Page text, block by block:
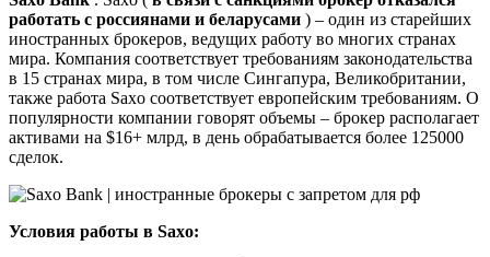
работать с россиянами и беларусами ) – один из старейших
иностранных брокеров, ведущих работу во многих странах
мира. Компания соответствует требованиям законодательства
в 15 странах мира, в том числе Сингапура, Великобритании,
также работа Saxo соответствует европейским требованиям. О
популярности компании говорят объемы – брокер располагает
активами на $16+ млрд, в день обрабатывается более 125000
сделок.
Условия работы в Saxo: